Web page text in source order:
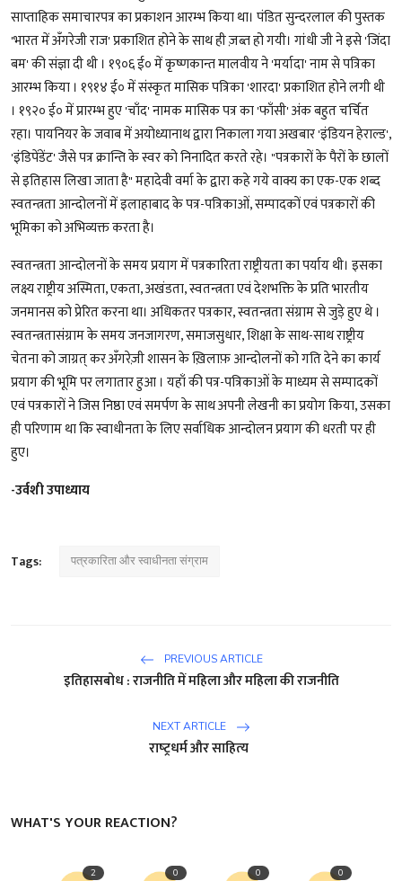
साप्ताहिक समाचारपत्र का प्रकाशन आरम्भ किया था। पंडित सुन्दरलाल की पुस्तक
'भारत में अँगरेजी राज' प्रकाशित होने के साथ ही ज़ब्त हो गयी। गांधी जी ने इसे 'जिंदा
बम' की संज्ञा दी थी । १९०६ ई० में कृष्णकान्त मालवीय ने 'मर्यादा' नाम से पत्रिका
आरम्भ किया । १९१४ ई० में संस्कृत मासिक पत्रिका 'शारदा' प्रकाशित होने लगी थी
। १९२० ई० में प्रारम्भ हुए 'चाँद' नामक मासिक पत्र का 'फाँसी' अंक बहुत चर्चित
रहा। पायनियर के जवाब में अयोध्यानाथ द्वारा निकाला गया अखबार 'इंडियन हेराल्ड',
'इंडिपेंडेंट' जैसे पत्र क्रान्ति के स्वर को निनादित करते रहे। "पत्रकारों के पैरों के छालों
से इतिहास लिखा जाता है" महादेवी वर्मा के द्वारा कहे गये वाक्य का एक-एक शब्द
स्वतन्त्रता आन्दोलनों में इलाहाबाद के पत्र-पत्रिकाओं, सम्पादकों एवं पत्रकारों की
भूमिका को अभिव्यक्त करता है।
स्वतन्त्रता आन्दोलनों के समय प्रयाग में पत्रकारिता राष्ट्रीयता का पर्याय थी। इसका
लक्ष्य राष्ट्रीय अस्मिता, एकता, अखंडता, स्वतन्त्रता एवं देशभक्ति के प्रति भारतीय
जनमानस को प्रेरित करना था। अधिकतर पत्रकार, स्वतन्त्रता संग्राम से जुड़े हुए थे ।
स्वतन्त्रतासंग्राम के समय जनजागरण, समाजसुधार, शिक्षा के साथ-साथ राष्ट्रीय
चेतना को जाग्रत् कर अँगरेज़ी शासन के ख़िलाफ़ आन्दोलनों को गति देने का कार्य
प्रयाग की भूमि पर लगातार हुआ । यहाँ की पत्र-पत्रिकाओं के माध्यम से सम्पादकों
एवं पत्रकारों ने जिस निष्ठा एवं समर्पण के साथ अपनी लेखनी का प्रयोग किया, उसका
ही परिणाम था कि स्वाधीनता के लिए सर्वाधिक आन्दोलन प्रयाग की धरती पर ही
हुए।
-उर्वशी उपाध्याय
Tags: पत्रकारिता और स्वाधीनता संग्राम
PREVIOUS ARTICLE
इतिहासबोध : राजनीति में महिला और महिला की राजनीति
NEXT ARTICLE
राष्‍ट्रधर्म और साहित्‍य
WHAT'S YOUR REACTION?
2 0 0 0